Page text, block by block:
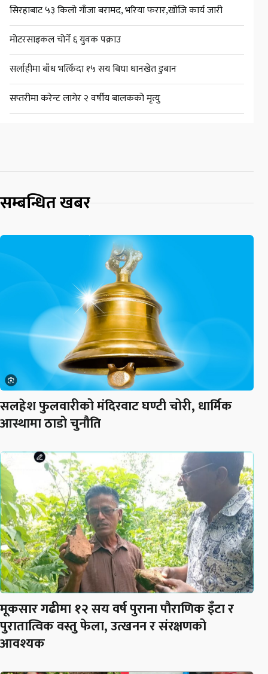
सिरहाबाट ५३ किलो गाँजा बरामद, भरिया फरार,खोजि कार्य जारी
मोटरसाइकल चोर्ने ६ युवक पक्राउ
सर्लाहीमा बाँध भत्किँदा १५ सय बिघा धानखेत डुबान
सप्तरीमा करेन्ट लागेर २ वर्षीय बालकको मृत्यु
सम्बन्धित खबर
सलहेश फुलवारीको मंदिरवाट घण्टी चोरी, धार्मिक
आस्थामा ठाडो चुनौति
मूकसार गढीमा १२ सय वर्ष पुराना पौराणिक इँटा र
पुरातात्विक वस्तु फेला, उत्खनन र संरक्षणको
आवश्यक